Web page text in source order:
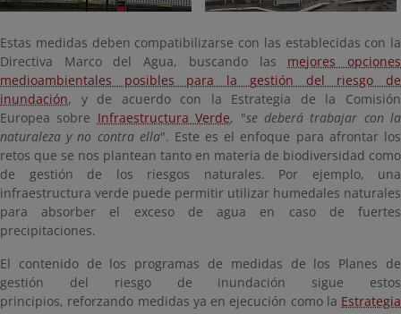
Estas medidas deben compatibilizarse con las establecidas con la
Directiva Marco del Agua, buscando las mejores opciones
medioambientales posibles para la gestión del riesgo de
inundación, y de acuerdo con la Estrategia de la Comisión
Europea sobre Infraestructura Verde, "se deberá trabajar con la
naturaleza y no contra ella". Este es el enfoque para afrontar los
retos que se nos plantean tanto en materia de biodiversidad como
de gestión de los riesgos naturales. Por ejemplo, una
infraestructura verde puede permitir utilizar humedales naturales
para absorber el exceso de agua en caso de fuertes
precipitaciones.
El contenido de los programas de medidas de los Planes de
gestión del riesgo de inundación sigue estos
principios, reforzando medidas ya en ejecución como la Estrategia